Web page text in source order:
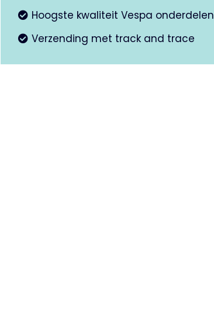
Hoogste kwaliteit Vespa onderdelen
Verzending met track and trace